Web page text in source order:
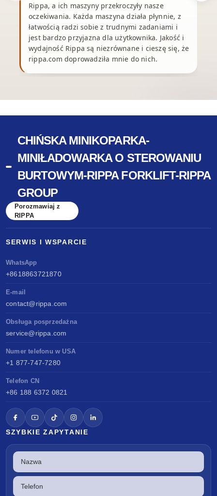
Rippa, a ich maszyny przekroczyły nasze
oczekiwania. Każda maszyna działa płynnie, z
łatwością radzi sobie z trudnymi zadaniami i
jest bardzo przyjazna dla użytkownika. Jakość i
wydajność Rippa są niezrównane i cieszę się, że
rippa.com doprowadziła mnie do nich.
CHIŃSKA MINIKOPARKA-
MINIŁADOWARKA O STEROWANIU
BURTOWYM-RIPPA FORKLIFT-RIPPA
GROUP
Porozmawiaj z
RIPPA
SERWIS I WSPARCIE
WhatsApp
+8618863721870
E-mail
contact@rippa.com
Obsługa posprzedażna
service@rippa.com
Numer telefonu w USA
+1 877-747-7280
Telefon CN
+86 188 6372 0821
SZYBKIE ZAPYTANIE